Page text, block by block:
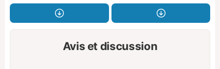
Avis et discussion